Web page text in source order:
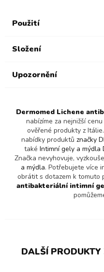
Použití
Složení
Upozornění
Dermomed Lichene
nabízíme za nejnižší
ověřené produkty z
nabídky produktů značky
také Intimní gely a mýdla
Značka nevyhovuje,
a mýdla. Potřebujete více
obrátit s dotazem k tomuto
antibakteriální intimní
DALŠÍ